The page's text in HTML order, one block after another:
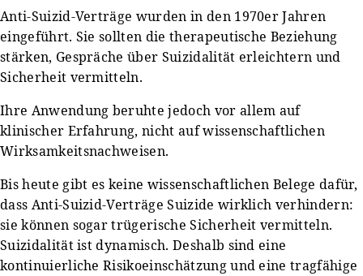
Anti-Suizid-Verträge wurden in den 1970er Jahren
eingeführt. Sie sollten die therapeutische Beziehung
stärken, Gespräche über Suizidalität erleichtern und
Sicherheit vermitteln.
Ihre Anwendung beruhte jedoch vor allem auf
klinischer Erfahrung, nicht auf wissenschaftlichen
Wirksamkeitsnachweisen.
Bis heute gibt es keine wissenschaftlichen Belege dafür,
dass Anti-Suizid-Verträge Suizide wirklich verhindern:
sie können sogar trügerische Sicherheit vermitteln.
Suizidalität ist dynamisch. Deshalb sind eine
kontinuierliche Risikoeinschätzung und eine tragfähige